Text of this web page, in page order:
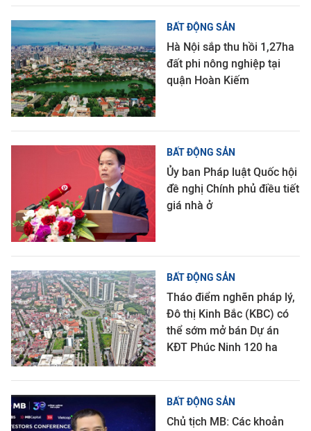
BẤT ĐỘNG SẢN
Hà Nội sắp thu hồi 1,27ha
đất phi nông nghiệp tại
quận Hoàn Kiếm
BẤT ĐỘNG SẢN
Ủy ban Pháp luật Quốc hội
đề nghị Chính phủ điều tiết
giá nhà ở
BẤT ĐỘNG SẢN
Tháo điểm nghẽn pháp lý,
Đô thị Kinh Bắc (KBC) có
thể sớm mở bán Dự án
KĐT Phúc Ninh 120 ha
BẤT ĐỘNG SẢN
Chủ tịch MB: Các khoản